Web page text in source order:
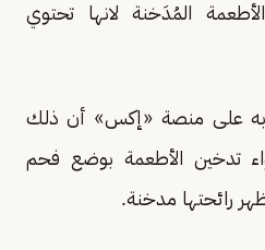
المُدَخنة لانها تحتوي
على منصة «إكس» أن ذلك
تدخين الأطعمة بوضع فحم
رائحتها مدخنة.